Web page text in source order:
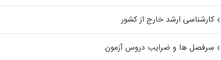
کارشناسی ارشد خارج از کشور
سرفصل ها و ضرایب دروس آزمون